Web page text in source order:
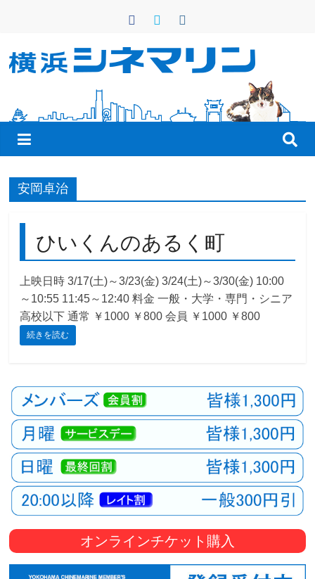
ン
横
浜
シ
ネ
マ
リ
ン
観
映
画
は
こ
の
街
で
安岡卓治
ひいくんのあるく町
上映日時 3/17(土)～3/23(金) 3/24(土)～3/30(金) 10:00
～10:55 11:45～12:40 料金 一般・大学・専門・シニア
高校以下 通常 ￥1000 ￥800 会員 ￥1000 ￥800
続きを読む
オンラインチケット購入